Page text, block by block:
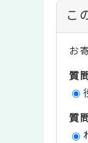
コ
ン
テ
ン
評
こ
お
質
質